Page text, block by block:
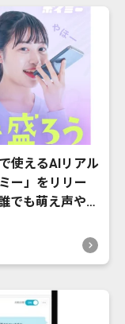
使えるAIリアル
ー」をリリー
でも萌え声やイ